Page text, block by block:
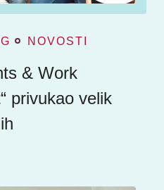
NOVOSTI
& Work
privukao velik